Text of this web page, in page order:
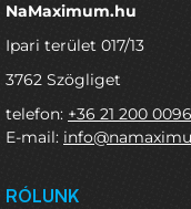
NaMaximum.hu
Ipari terület 017/13
3762 Szögliget
telefon: +36 21 200 0096
E-mail:
RÓLUNK